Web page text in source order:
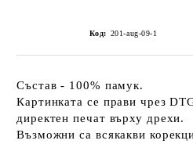
Код: 201-aug-09-1
Състав - 100% памук.
Картинката се прави чрез
директен печат върху дрехи.
Възможни са всякакви